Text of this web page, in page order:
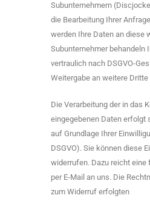
Subunternehmern
die Bearbeitung Ihrer
werden Ihre Daten an diese
Subunternehmer behandeln
vertraulich nach DSGVO-
Weitergabe an weitere
Die Verarbeitung der in das
eingegebenen Daten
auf Grundlage Ihrer
DSGVO). Sie können diese
widerrufen. Dazu reicht
per E-Mail an uns. Die
zum Widerruf erfolgten